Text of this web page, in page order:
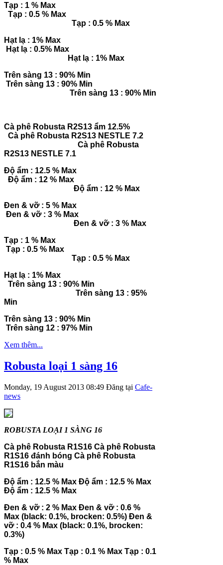
Tạp : 1 % Max
Tạp : 0.5 % Max
Tạp : 0.5 % Max
Hạt lạ : 1% Max
Hạt lạ : 0.5% Max
Hạt lạ : 1% Max
Trên sàng 13 : 90% Min
Trên sàng 13 : 90% Min
Trên sàng 13 : 90% Min
Cà phê Robusta R2S13 ẩm 12.5%
Cà phê Robusta R2S13 NESTLE 7.2
Cà phê Robusta
R2S13 NESTLE 7.1
Độ ẩm : 12.5 % Max
Độ ẩm : 12 % Max
Độ ẩm : 12 % Max
Đen & vỡ : 5 % Max
Đen & vỡ : 3 % Max
Đen & vỡ : 3 % Max
Tạp : 1 % Max
Tạp : 0.5 % Max
Tạp : 0.5 % Max
Hạt lạ : 1% Max
Trên sàng 13 : 90% Min
Trên sàng 13 : 95%
Min
Trên sàng 13 : 90% Min
Trên sàng 12 : 97% Min
Xem thêm...
Robusta loại 1 sàng 16
Monday, 19 August 2013 08:49 Đăng tại Cafe-
news
ROBUSTA LOẠI 1 SÀNG 16
Cà phê Robusta R1S16 Cà phê Robusta
R1S16 đánh bóng Cà phê Robusta
R1S16 bắn màu
Độ ẩm : 12.5 % Max Độ ẩm : 12.5 % Max
Độ ẩm : 12.5 % Max
Đen & vỡ : 2 % Max Đen & vỡ : 0.6 %
Max (black: 0.1%, brocken: 0.5%) Đen &
vỡ : 0.4 % Max (black: 0.1%, brocken:
0.3%)
Tạp : 0.5 % Max Tạp : 0.1 % Max Tạp : 0.1
% Max